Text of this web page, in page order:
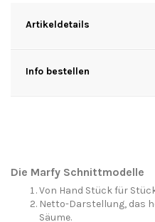
Artikeldetails
Info bestellen
Die Marfy Schnittmodelle
Von Hand Stück für
Netto-Darstellung, das
Säume.